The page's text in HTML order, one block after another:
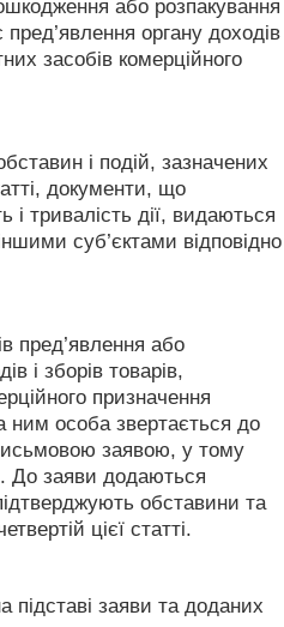
або розпакування
органу доходів
засобів комерційного
і подій, зазначених
документи, що
і тривалість дії, видаються
суб’єктами відповідно
пред’явлення або
і зборів товарів,
призначення
ним особа звертається до
заявою, у тому
До заяви додаються
обставини та
цієї статті.
підставі заяви та доданих